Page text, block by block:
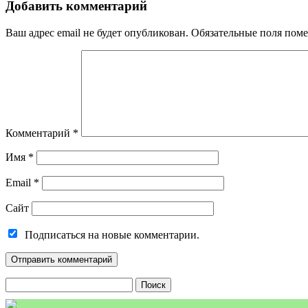
Добавить комментарий
Ваш адрес email не будет опубликован. Обязательные поля
Комментарий *
Имя *
Email *
Сайт
Подписаться на новые комментарии.